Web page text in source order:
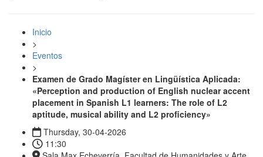
Inicio
>
Eventos
>
Examen de Grado Magíster en Lingüística Aplicada:
«Perception and production of English nuclear accent
placement in Spanish L1 learners: The role of L2
aptitude, musical ability and L2 proficiency»
Thursday, 30-04-2026
11:30